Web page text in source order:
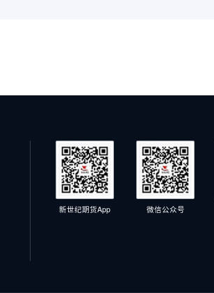
新世纪期货App 微信公众号